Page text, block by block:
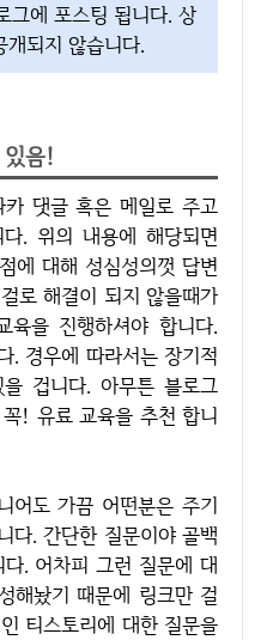
그에 포스팅 됩니다. 상
되지 않습니다.
음!
. 위의 내용에 해당되면
에 대해 성심성의껏 답변
로 해결이 되지 않을때가
육을 진행하셔야 합니다.
. 경우에 따라서는 장기적
겁니다. 아무튼 블로그
! 유료 교육을 추천 합니
다. 간단한 질문이야 골백
. 어차피 그런 질문에 대
해놨기 때문에 링크만 걸
티스토리에 대한 질문을